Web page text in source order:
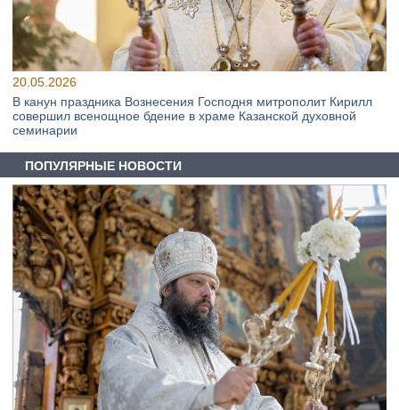
20.05.2026
В канун праздника Вознесения Господня митрополит Кирилл
совершил всенощное бдение в храме Казанской духовной
семинарии
ПОПУЛЯРНЫЕ НОВОСТИ